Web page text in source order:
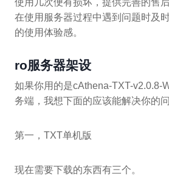
使用几次便有损坏，提供完善的售
在使用服务器过程中遇到问题时及
的使用体验感。
ro服务器架设
如果你用的是cAthena-TXT-v2.0.8-
务端，我想下面的应该能解决你的问
第一，TXT单机版
现在需要下载的东西有三个。